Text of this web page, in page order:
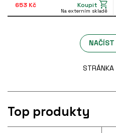
653 Kč Koupit
Na externím skladě
Top produkty